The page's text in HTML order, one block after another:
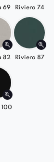
stylu,
idealną
69 Riviera 74
82 Riviera 87
100